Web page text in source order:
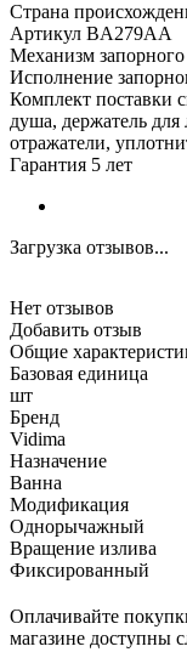
Страна
Артикул BA279AA
Механизм
Исполнение
Комплект поставки
душа, держатель
отражатели,
Гарантия 5 лет
Загрузка отзывов...
Нет отзывов
Добавить отзыв
Общие
Базовая единица
шт
Бренд
Vidima
Назначение
Ванна
Модификация
Однорычажный
Вращение излива
Фиксированный
Оплачивайте
магазине доступны